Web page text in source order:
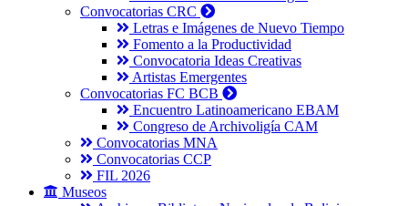
Convocatorias CRC
Letras e Imágenes de Nuevo Tiempo
Fomento a la Productividad
Convocatoria Ideas Creativas
Artistas Emergentes
Convocatorias FC BCB
Encuentro Latinoamericano EBAM
Congreso de Archivoligía CAM
Convocatorias MNA
Convocatorias CCP
FIL 2026
Museos